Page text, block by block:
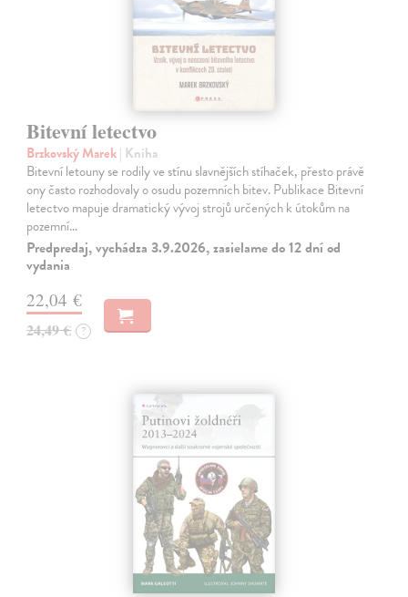
Bitevní letectvo
Brzkovský Marek| Kniha
Bitevní letouny se rodily ve stínu slavnějších stíhaček, přesto právě
ony často rozhodovaly o osudu pozemních bitev. Publikace Bitevní
letectvo mapuje dramatický vývoj strojů určených k útokům na
pozemní…
Predpredaj, vychádza 3.9.2026, zasielame do 12 dní od
vydania
22,04 €
24,49 € ?